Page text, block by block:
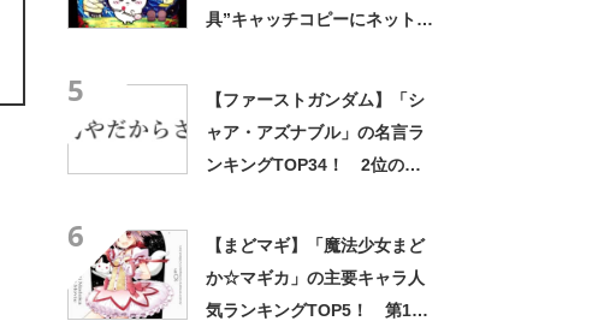
具”キャッチコピーにネット騒
5
【ファーストガンダム】「シ
ャア・アズナブル」の名言ラ
ンキングTOP34！ 2位の
6
【まどマギ】「魔法少女まど
か☆マギカ」の主要キャラ人
気ランキングTOP5！ 第1位